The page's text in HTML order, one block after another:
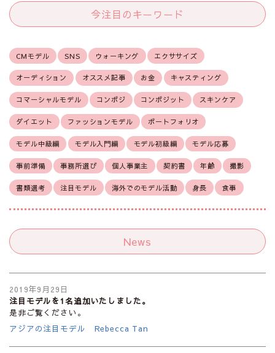
今注目のキーワード
CMモデル SNS ウォーキング エクササイズ
オーディション オススメ記事 お金 キャスティング
コマーシャルモデル コンポジ コンポジット スキンケア
ダイエット ファッションモデル ポートフォリオ
モデル中級編 モデル入門編 モデル初級編 モデル応募
事前準備 事務所選び 個人事業主 契約書 年齢 撮影
書類選考 注目モデル 海外でのモデル活動 身長 食事
News
2019年9月29日
注目モデルを1名追加いたしました。
是非ご覧ください。
アジアの注目モデル Rebecca Tan